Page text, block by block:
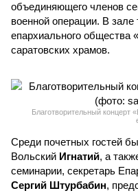
объединяющего членов
военной операции. В зале
епархиального общества
саратовских храмов.
Благотворительный концерт
Среди почетных гостей
Вольский Игнатий, а
семинарии, секретарь
Сергий Штурбабин,